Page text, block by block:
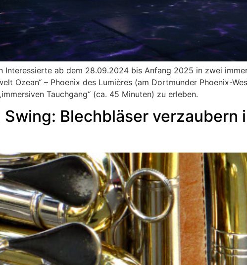
Interessierte ab dem 28.09.2024 bis Anfang 2025 in zwei
Ozean“ – Phoenix des Lumières (am Dortmunder Phoenix-
Tauchgang“ (ca. 45 Minuten) zu erleben.
Swing: Blechbläser verzaubern